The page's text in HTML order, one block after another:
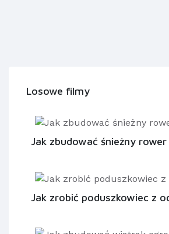
Losowe filmy
Jak zbudować śnieżny rower
Jak zrobić poduszkowiec z